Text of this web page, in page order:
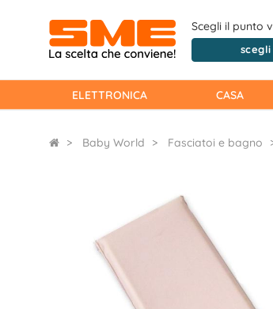
Scegli il punto
scegli
ELETTRONICA CASA
Baby World Fasciatoi e bagno